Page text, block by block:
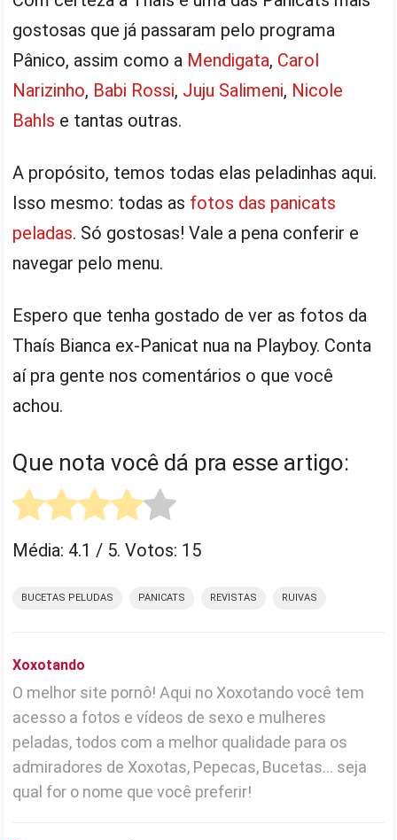
gostosas que já passaram pelo programa
Pânico, assim como a Mendigata, Carol
Narizinho, Babi Rossi, Juju Salimeni, Nicole
Bahls e tantas outras.
A propósito, temos todas elas peladinhas aqui.
Isso mesmo: todas as fotos das panicats
peladas. Só gostosas! Vale a pena conferir e
navegar pelo menu.
Espero que tenha gostado de ver as fotos da
Thaís Bianca ex-Panicat nua na Playboy. Conta
aí pra gente nos comentários o que você
achou.
Que nota você dá pra esse artigo:
Média: 4.1 / 5. Votos: 15
BUCETAS PELUDAS PANICATS REVISTAS RUIVAS
Xoxotando
O melhor site pornô! Aqui no Xoxotando você tem
acesso a fotos e vídeos de sexo e mulheres
peladas, todos com a melhor qualidade para os
admiradores de Xoxotas, Pepecas, Bucetas... seja
qual for o nome que você preferir!